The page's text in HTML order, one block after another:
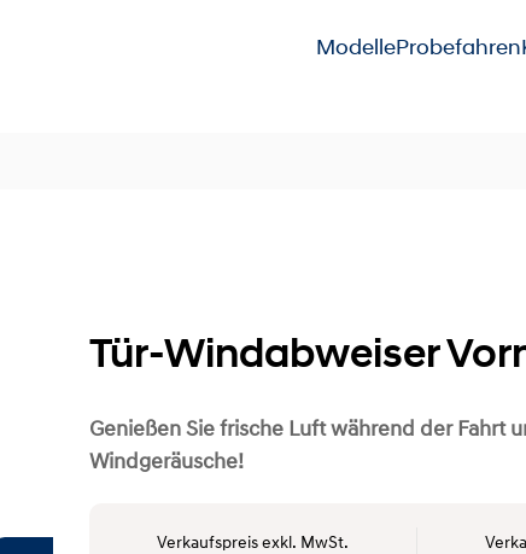
ModelleProbefahren
Tür-Windabweiser
Genießen Sie frische Luft während der Fahrt
Windgeräusche!
Verkaufspreis exkl. MwSt.